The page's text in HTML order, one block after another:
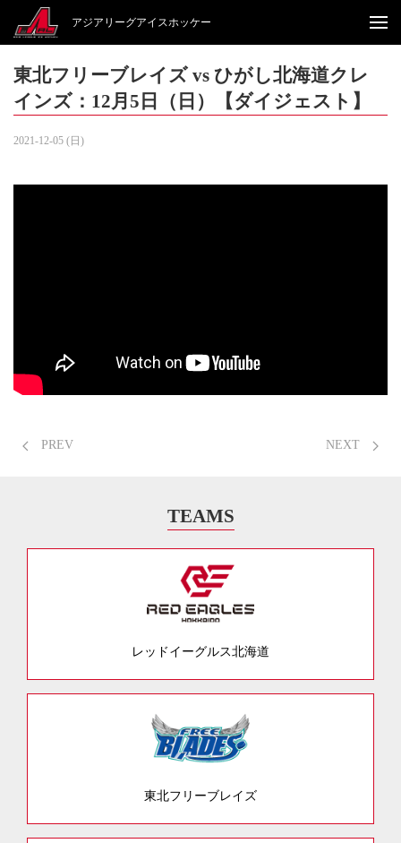
アジアリーグアイスホッケー
東北フリーブレイズ vs ひがし北海道クレ
インズ：12月5日（日）【ダイジェスト】
2021-12-05 (日)
PREV NEXT
TEAMS
レッドイーグルス北海道
東北フリーブレイズ